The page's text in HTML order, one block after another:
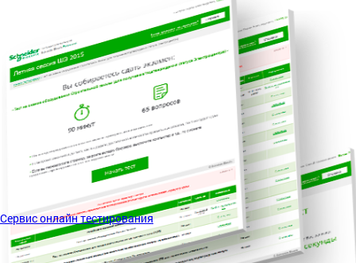
Сервис онлайн тестирования